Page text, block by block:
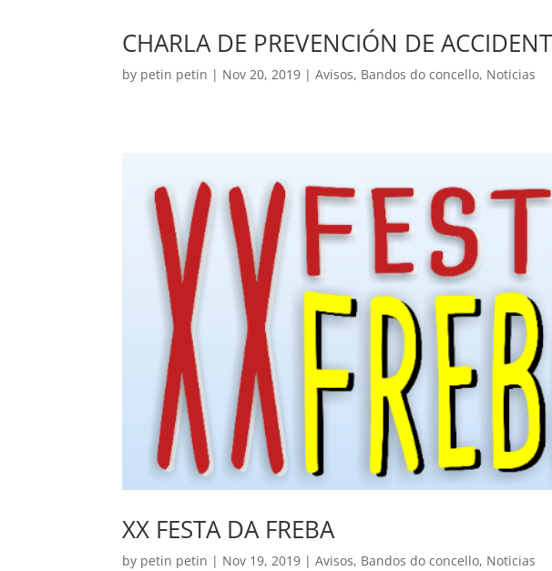
CHARLA DE PREVENCIÓN DE
by petin petin | Nov 20, 2019 |Avisos, Bandos do concello, Noticias
XX FESTA DA FREBA
by petin petin | Nov 19, 2019 |Avisos, Bandos do concello, Noticias